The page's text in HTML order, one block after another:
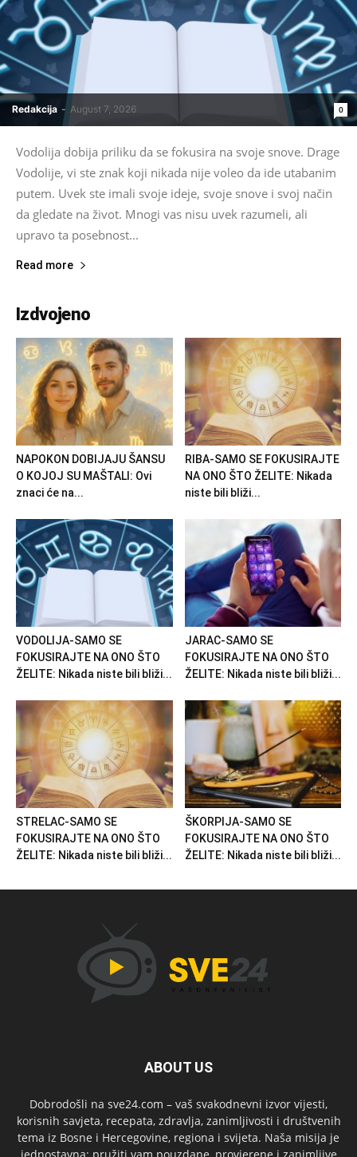
Redakcija - August 7, 2026 0
Vodolija dobija priliku da se fokusira na svoje snove. Drage
Vodolije, vi ste znak koji nikada nije voleo da ide utabanim
putem. Uvek ste imali svoje ideje, svoje snove i svoj način
da gledate na život. Mnogi vas nisu uvek razumeli, ali
upravo ta posebnost...
Read more
Izdvojeno
NAPOKON DOBIJAJU ŠANSU
O KOJOJ SU MAŠTALI: Ovi
znaci će na...
RIBA-SAMO SE FOKUSIRAJTE
NA ONO ŠTO ŽELITE: Nikada
niste bili bliži...
VODOLIJA-SAMO SE
FOKUSIRAJTE NA ONO ŠTO
ŽELITE: Nikada niste bili bliži...
JARAC-SAMO SE
FOKUSIRAJTE NA ONO ŠTO
ŽELITE: Nikada niste bili bliži...
STRELAC-SAMO SE
FOKUSIRAJTE NA ONO ŠTO
ŽELITE: Nikada niste bili bliži...
ŠKORPIJA-SAMO SE
FOKUSIRAJTE NA ONO ŠTO
ŽELITE: Nikada niste bili bliži...
ABOUT US
Dobrodošli na sve24.com – vaš svakodnevni izvor vijesti,
korisnih savjeta, recepata, zdravlja, zanimljivosti i društvenih
tema iz Bosne i Hercegovine, regiona i svijeta. Naša misija je